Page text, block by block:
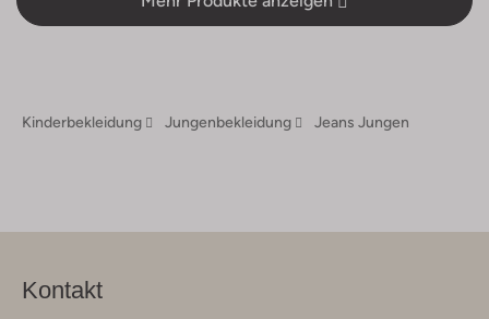
Kinderbekleidung Jungenbekleidung Jeans Jungen
Kontakt